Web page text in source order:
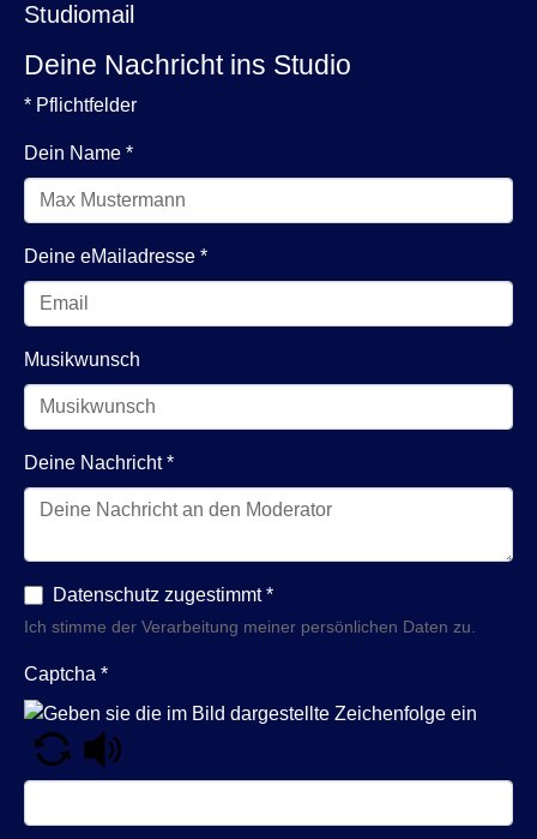
Studiomail
Deine Nachricht ins Studio
* Pflichtfelder
Dein Name *
Deine eMailadresse *
Musikwunsch
Deine Nachricht*
Datenschutz zugestimmt*
Ich stimme der Verarbeitung meiner persönlichen Daten zu.
Captcha *